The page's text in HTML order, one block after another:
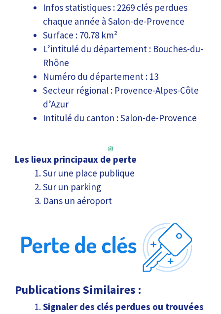
Infos statistiques : 2269 clés perdues
chaque année à Salon-de-Provence
Surface : 70.78 km²
L’intitulé du département : Bouches-du-
Rhône
Numéro du département : 13
Secteur régional : Provence-Alpes-Côte
d’Azur
Intitulé du canton : Salon-de-Provence
Les lieux principaux de perte
Sur une place publique
Sur un parking
Dans un aéroport
Publications Similaires :
Signaler des clés perdues ou trouvées